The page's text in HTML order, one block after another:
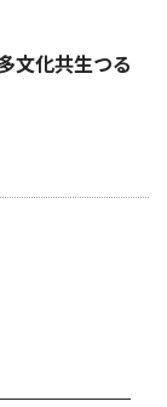
文化共生つる